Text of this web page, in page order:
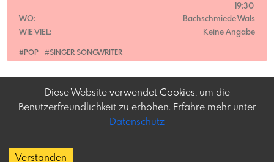
#POP #SINGER SONGWRITER
19:30
WO:
Bachschmiede Wals
WIE VIEL:
Keine Angabe
Diese Website verwendet Cookies, um die
Benutzerfreundlichkeit zu erhöhen. Erfahre mehr unter
Datenschutz
Verstanden
und mehr in Österreich